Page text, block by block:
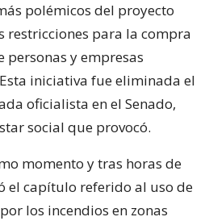
polémicos del proyecto
restricciones para la compra
y empresas
iniciativa fue eliminada el
oficialista en el Senado,
social que provocó.
momento y tras horas de
el capítulo referido al uso de
los incendios en zonas